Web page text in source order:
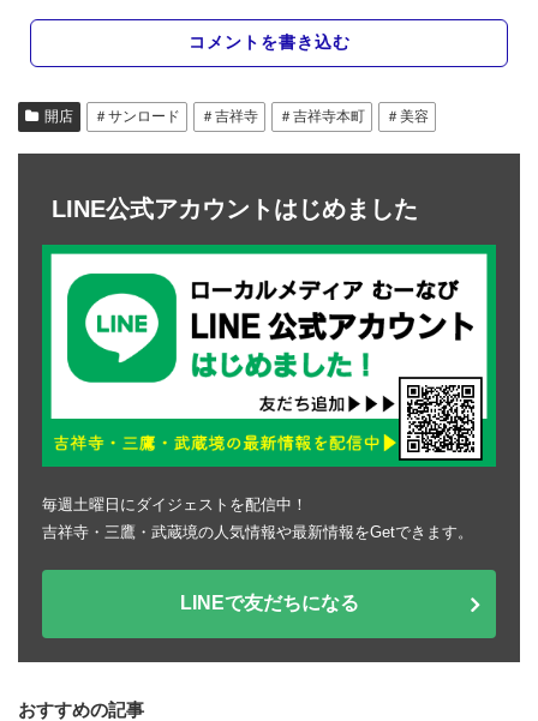
コメントを書き込む
開店 ＃サンロード ＃吉祥寺 ＃吉祥寺本町 ＃美容
LINE公式アカウントはじめました
毎週土曜日にダイジェストを配信中！
吉祥寺・三鷹・武蔵境の人気情報や最新情報をGetできます。
LINEで友だちになる
おすすめの記事